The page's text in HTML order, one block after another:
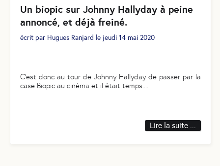
Un biopic sur Johnny Hallyday à peine
annoncé, et déjà freiné.
écrit par Hugues Ranjard le jeudi 14 mai 2020
C’est donc au tour de Johnny Hallyday de passer par la
case Biopic au cinéma et il était temps.
Lire la suite ...